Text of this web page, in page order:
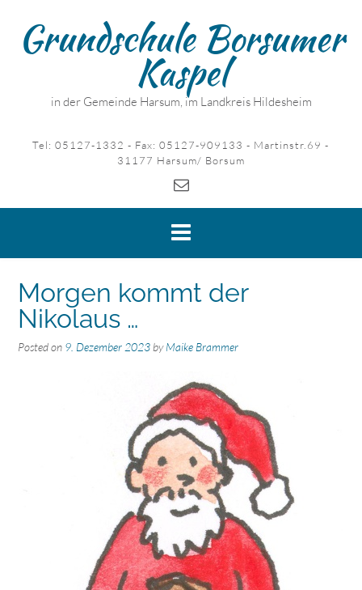
contentGrundschule Borsumer
Kaspel
in der Gemeinde Harsum, im Landkreis Hildesheim
Tel: 05127-1332 - Fax: 05127-909133 - Martinstr.69 -
31177 Harsum/ Borsum
Morgen kommt der
Nikolaus …
Posted on 9. Dezember 2023 byMaike Brammer